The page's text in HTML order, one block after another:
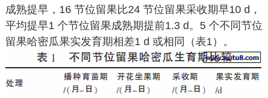
成熟提早，16 节位留果比24 节位留果采收期早10 d，
平均提早1 个节位留果成熟期提前1.3 d。5 个不同节位
留果哈密瓜果实发育期相差1 d 或相同（表1）。